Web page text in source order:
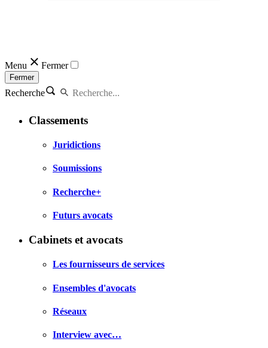
Menu Fermer
Fermer
Recherche
Classements
Juridictions
Soumissions
Recherche+
Futurs avocats
Cabinets et avocats
Les fournisseurs de services
Ensembles d'avocats
Réseaux
Interview avec…